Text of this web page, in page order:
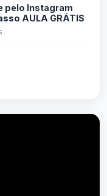
pelo Instagram
AULA GRÁTIS